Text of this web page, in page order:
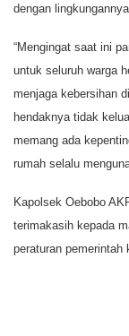
dengan
“Mengingat saat ini
untuk seluruh warga
menjaga kebersihan
hendaknya tidak
memang ada
rumah selalu
Kapolsek Oebobo
terimakasih kepada
peraturan pemerintah